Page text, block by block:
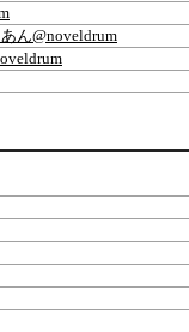
ん@noveldrum